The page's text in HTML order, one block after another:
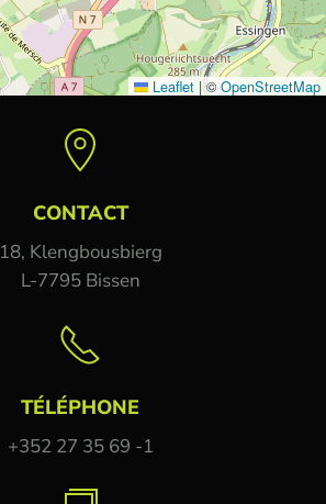
Leaflet | ©OpenStreetMap
CONTACT
18, Klengbousbierg
L-7795 Bissen
TÉLÉPHONE
+352 27 35 69 -1